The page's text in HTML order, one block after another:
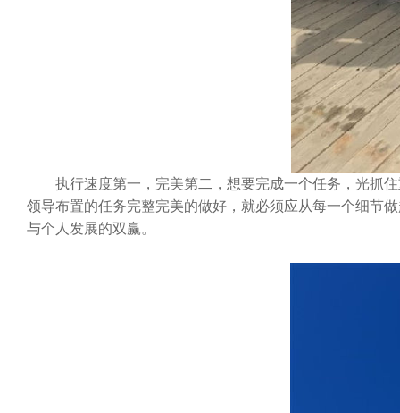
执行速度第一，完美第二，想要完成一个任务，光抓住
领导布置的任务完整完美的做好，就必须应从每一个细节
与个人发展的双赢。